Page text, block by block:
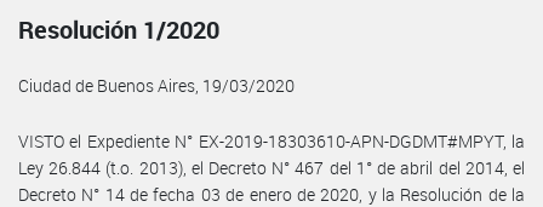
Resolución 1/2020
Ciudad de Buenos Aires, 19/03/2020
VISTO el Expediente N° EX-2019-18303610-APN-DGDMT#MPYT, la
Ley 26.844 (t.o. 2013), el Decreto N° 467 del 1° de abril del 2014, el
Decreto N° 14 de fecha 03 de enero de 2020, y la Resolución de la